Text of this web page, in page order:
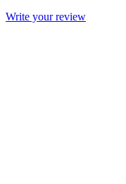
Write your review